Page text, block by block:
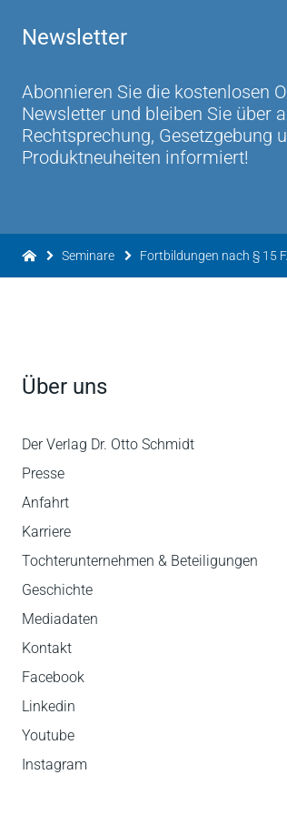
Newsletter
Abonnieren Sie die kostenlosen
Newsletter und bleiben Sie über
Rechtsprechung, Gesetzgebung
Produktneuheiten informiert!
Seminare Fortbildungen nach § 15
Über uns
Der Verlag Dr. Otto Schmidt
Presse
Anfahrt
Karriere
Tochterunternehmen & Beteiligungen
Geschichte
Mediadaten
Kontakt
Facebook
Linkedin
Youtube
Instagram